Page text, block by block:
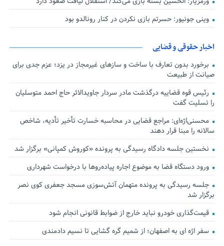
وینی جونیور: حسرتم بازی نکردن در کنار رونالدو بود
اخبار حقوقی و قضایی
برخورد بدون تعارف با ساخت‌ و سازهای غیرمجاز در یزد؛ عزم جدی برای
صیانت از طبیعت
رئیس قوه قضاییه درگذشت مادر سردار جاویدالاثر حاج احمد متوسلیان
را تسلیت گفت
محسنی‌اژه‌ای: مراجع قضایی در محاسبه خسارت تأخیر تأدیه، شاخص
سالانه را مبنا قرار دهند
نخستین جلسه دادگاه رسیدگی به پرونده «کوروش کمپانی» برگزار شد
ورود دستگاه قضا به موضوع اجاره پیاده‌روها با درخواست شهرداری
جلسه رسیدگی به پرونده متهمان آتش‌سوزی مسجد جعفری کوی نصر
برگزار شد
قیمت‌گذاری خودرو نباید خارج از ضوابط قانونی انجام شود
سفر اژه ای به اصفهان؛ از شمیم گره گشایی تا نسیم دادمندی